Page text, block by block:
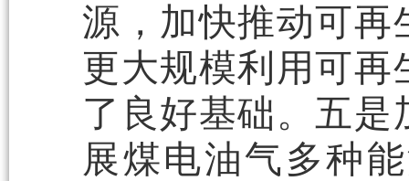
源，加快推动可再
更大规模利用可
了良好基础。五
展煤电油气多种